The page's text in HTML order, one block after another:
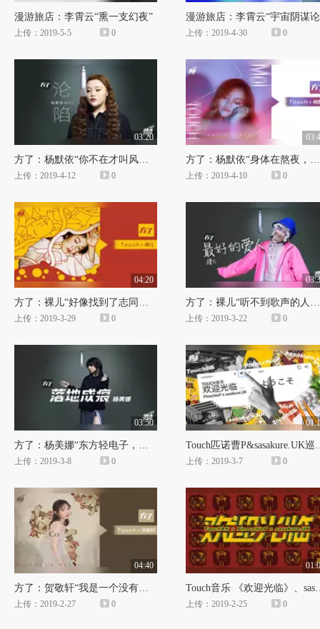
漫游旅店：李霄云“熏一支幻夜”
上传：2019-5-5 0
漫游旅店：李霄云“宇宙阴谋
上传：2019-4-30 0
03:20
方了：杨默依“你不在才叫风景，你在就是陷阱”
上传：2019-4-12 0
方了：杨默依“身体在熬夜，灵魂在养生”
上传：2019-4-10 0
04:20
方了：裸儿“好像找到了志同道合发神经的人”
上传：2019-3-29 0
方了：裸儿“听不到歌声的人觉得起舞的人是疯子 ”
上传：2019-3-22 0
03:50
方了：杨美娜“东方轻电子，星屑幻想量子场”
上传：2019-3-8 0
Touch匹诺
上传：2019-3-7 0
04:40
方了：贺敬轩“我是一个没有感情的杀手”
上传：2019-2-27 0
Touch音乐 《欢
上传：2019-2-25 0